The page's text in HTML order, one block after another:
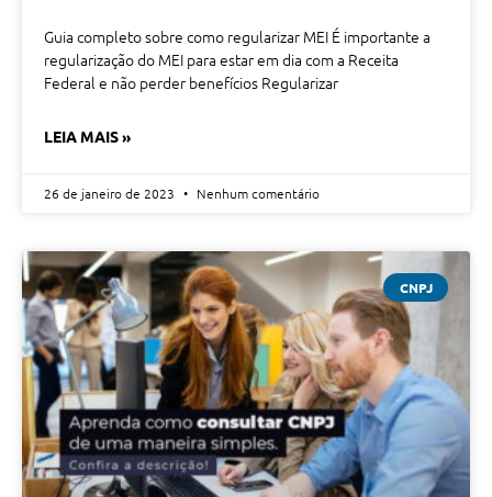
Guia completo sobre como regularizar MEI É importante a
regularização do MEI para estar em dia com a Receita
Federal e não perder benefícios Regularizar
LEIA MAIS »
26 de janeiro de 2023 Nenhum comentário
CNPJ